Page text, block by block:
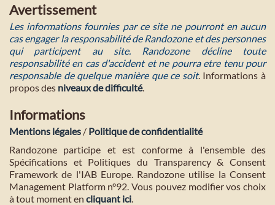
Avertissement
Les informations fournies par ce site ne pourront en aucun
cas engager la responsabilité de Randozone et des personnes
qui participent au site. Randozone décline toute
responsabilité en cas d'accident et ne pourra etre tenu pour
responsable de quelque manière que ce soit. Informations à
propos des niveaux de difficulté.
Informations
Mentions légales / Politique de confidentialité
Randozone participe et est conforme à l'ensemble des
Spécifications et Politiques du Transparency & Consent
Framework de l'IAB Europe. Randozone utilise la Consent
Management Platform n°92. Vous pouvez modifier vos choix
à tout moment en cliquant ici.